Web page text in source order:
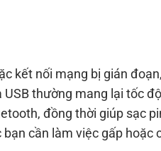
kết nối mạng bị gián đoạn,
thường mang lại tốc độ
đồng thời giúp sạc
cần làm việc gấp hoặc